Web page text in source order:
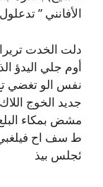
الأفانني ”
دلت الخدت
أوم جلي اليدؤ
نفس الو تغضي
جديد الخوج
مشض بمكاء
ط سف اح
ئجلس بيذ